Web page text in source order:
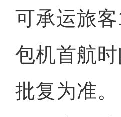
可承运旅
包机首航
批复为准。